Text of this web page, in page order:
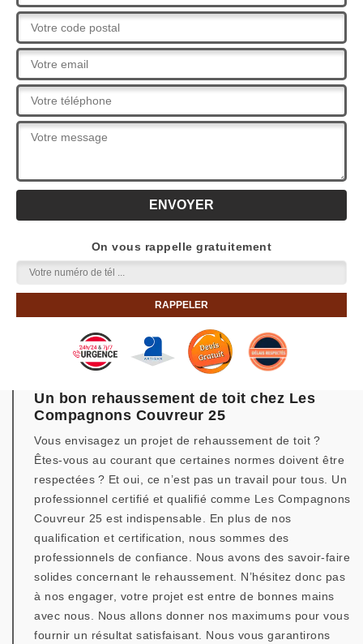
On vous rappelle gratuitement
Un bon rehaussement de toit chez Les
Compagnons Couvreur 25
Vous envisagez un projet de rehaussement de toit ?
Êtes-vous au courant que certaines normes doivent être
respectées ? Et oui, ce n’est pas un travail pour tous. Un
professionnel certifié et qualifié comme Les Compagnons
Couvreur 25 est indispensable. En plus de nos
qualification et certification, nous sommes des
professionnels de confiance. Nous avons des savoir-faire
solides concernant le rehaussement. N’hésitez donc pas
à nos engager, votre projet est entre de bonnes mains
avec nous. Nous allons donner nos maximums pour vous
fournir un résultat satisfaisant. Nous vous garantirons